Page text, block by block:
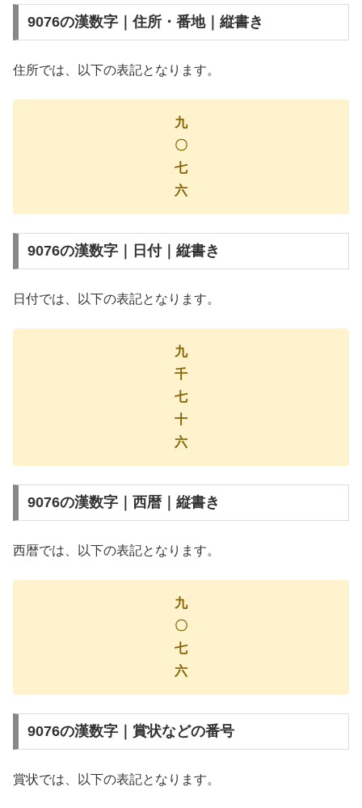
9076の漢数字｜住所・番地｜縦書き
住所では、以下の表記となります。
九
〇
七
六
9076の漢数字｜日付｜縦書き
日付では、以下の表記となります。
九
千
七
十
六
9076の漢数字｜西暦｜縦書き
西暦では、以下の表記となります。
九
〇
七
六
9076の漢数字｜賞状などの番号
賞状では、以下の表記となります。